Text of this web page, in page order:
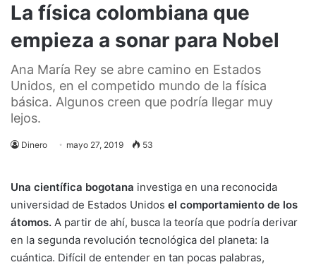
La física colombiana que
empieza a sonar para Nobel
Ana María Rey se abre camino en Estados
Unidos, en el competido mundo de la física
básica. Algunos creen que podría llegar muy
lejos.
Dinero mayo 27, 2019 53
Una científica bogotana investiga en una reconocida
universidad de Estados Unidos el comportamiento de los
átomos. A partir de ahí, busca la teoría que podría derivar
en la segunda revolución tecnológica del planeta: la
cuántica. Difícil de entender en tan pocas palabras,